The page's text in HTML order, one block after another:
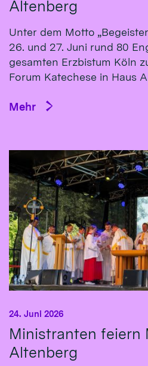
Altenberg
Unter dem Motto
26. und 27. Juni rund 80
gesamten Erzbistum Köln
Forum Katechese in Haus
Mehr
Ministranten feiern
Altenberg
24. Juni 2026